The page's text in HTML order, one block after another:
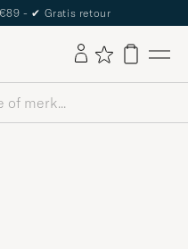
- ✔ Gratis retour